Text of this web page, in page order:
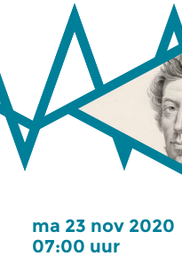
ma 23 nov 2020
07:00 uur